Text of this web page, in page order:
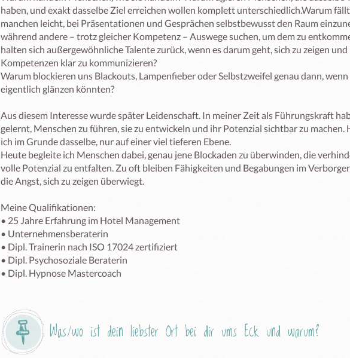
haben, und exakt dasselbe Ziel erreichen wollen komplett unterschiedlich.Warum
manchen leicht, bei Präsentationen und Gesprächen selbstbewusst den Raum
während andere – trotz gleicher Kompetenz – Auswege suchen, um dem zu
halten sich außergewöhnliche Talente zurück, wenn es darum geht, sich zu zeigen
Kompetenzen klar zu kommunizieren?
Warum blockieren uns Blackouts, Lampenfieber oder Selbstzweifel genau dann,
eigentlich glänzen könnten?
Aus diesem Interesse wurde später Leidenschaft. In meiner Zeit als Führungskraft
gelernt, Menschen zu führen, sie zu entwickeln und ihr Potenzial sichtbar zu machen.
ich im Grunde dasselbe, nur auf einer viel tieferen Ebene.
Heute begleite ich Menschen dabei, genau jene Blockaden zu überwinden, die
volle Potenzial zu entfalten. Zu oft bleiben Fähigkeiten und Begabungen im
die Angst, sich zu zeigen überwiegt.
Meine Qualifikationen:
• 25 Jahre Erfahrung im Hotel Management
• Unternehmensberaterin
• Dipl. Trainerin nach ISO 17024 zertifiziert
• Dipl. Psychosoziale Beraterin
Was/wo ist dein liebster Ort bei dir ums Eck und warum?